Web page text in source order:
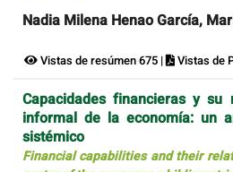
Nadia Milena Henao García,
Vistas de resúmen 675 | Vistas de
Capacidades financieras y
informal de la economía: un
sistémico
Financial capabilities and their